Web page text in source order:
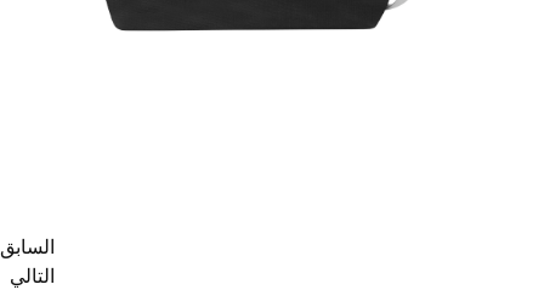
السابق
التالي